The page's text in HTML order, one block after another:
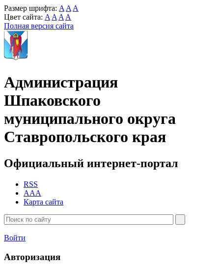
Размер шрифта: A A A
Цвет сайта: A A A A
Полная версия сайта
Администрация
Шпаковского
муниципального округа
Ставропольского края
Официальный интернет-портал
RSS
AAA
Карта сайта
Войти
Авторизация